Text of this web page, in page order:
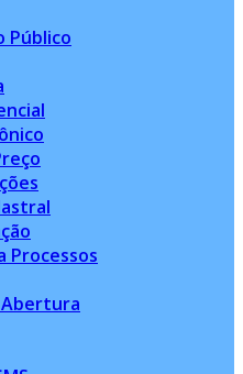
Público
Processos